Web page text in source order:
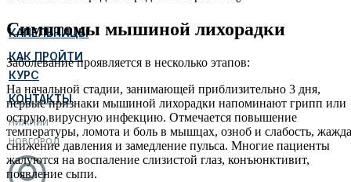
КАПЕЛЬНИЦЫ
КАК ПРОЙТИ
КУРС
КОНТАКТЫ
НИЖНИЙ
НОВГОРОД
Симптомы мышиной лихорадки
Заболевание проявляется в несколько этапов:
На начальной стадии, занимающей приблизительно 3 дня,
первые признаки мышиной лихорадки напоминают грипп или
острую вирусную инфекцию. Отмечается повышение
температуры, ломота и боль в мышцах, озноб и слабость,
снижение давления и замедление пульса. Многие пациенты
жалуются на воспаление слизистой глаз, конъюнктивит,
появление сыпи.